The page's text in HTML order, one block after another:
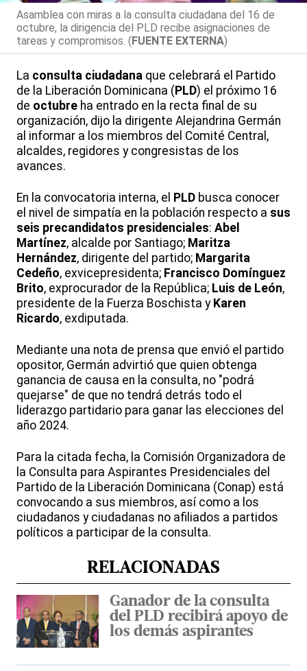
Asamblea con miras a la consulta ciudadana del 16 de
octubre, la dirigencia del PLD recibe asignaciones de
tareas y compromisos. (FUENTE EXTERNA)
La consulta ciudadana que celebrará el Partido
de la Liberación Dominicana ( PLD) el próximo 16
de octubre ha entrado en la recta final de su
organización, dijo la dirigente Alejandrina Germán
al informar a los miembros del Comité Central,
alcaldes, regidores y congresistas de los
avances.
En la convocatoria interna, el PLD busca conocer
el nivel de simpatía en la población respecto a sus
seis precandidatos presidenciales: Abel
Martínez, alcalde por Santiago; Maritza
Hernández, dirigente del partido; Margarita
Cedeño, exvicepresidenta; Francisco Domínguez
Brito, exprocurador de la República; Luis de León,
presidente de la Fuerza Boschista y Karen
Ricardo, exdiputada.
Mediante una nota de prensa que envió el partido
opositor, Germán advirtió que quien obtenga
ganancia de causa en la consulta, no "podrá
quejarse" de que no tendrá detrás todo el
liderazgo partidario para ganar las elecciones del
año 2024.
Para la citada fecha, la Comisión Organizadora de
la Consulta para Aspirantes Presidenciales del
Partido de la Liberación Dominicana (Conap) está
convocando a sus miembros, así como a los
ciudadanos y ciudadanas no afiliados a partidos
políticos a participar de la consulta.
RELACIONADAS
Ganador de la consulta
del PLD recibirá apoyo de
los demás aspirantes